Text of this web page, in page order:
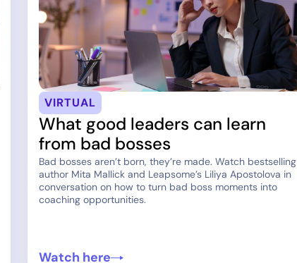
VIRTUAL
What good leaders can learn
from bad bosses
Bad bosses aren’t born, they’re made. Watch bestselling
author Mita Mallick and Leapsome’s Liliya Apostolova in
conversation on how to turn bad boss moments into
coaching opportunities.
Watch here